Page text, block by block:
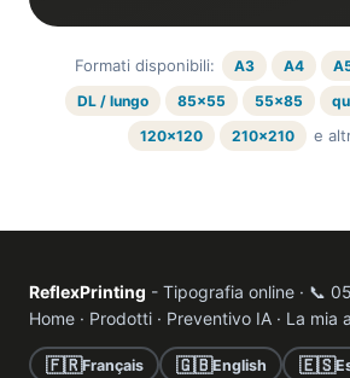
Formati disponibili: A3 A4
DL / lungo
85×55 55×85
120×120
210×210 e
ReflexPrinting - Tipografia online · 📞
Home · Prodotti · Preventivo IA · La mia
🇫🇷Français 🇬🇧English 🇪🇸